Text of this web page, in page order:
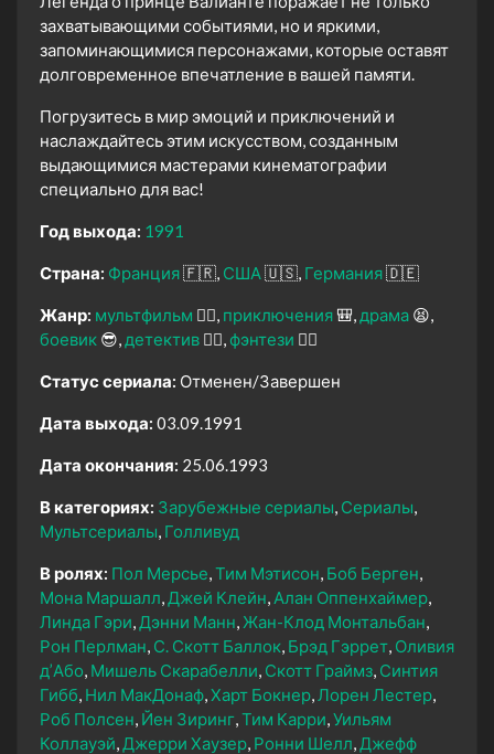
захватывающими событиями, но и яркими,
запоминающимися персонажами, которые оставят
долговременное впечатление в вашей памяти.
Погрузитесь в мир эмоций и приключений и
наслаждайтесь этим искусством, созданным
выдающимися мастерами кинематографии
специально для вас!
Год выхода: 1991
Страна: Франция🇫🇷 США🇺🇸 Германия🇩🇪
Жанр: мультфильм 🧚‍♀️ приключения 🎒 драма 😫
боевик 😎 детектив 🕵️‍♂️ фэнтези 🧝‍♂️
Статус сериала: Отменен/Завершен
Дата выхода: 03.09.1991
Дата окончания: 25.06.1993
В категориях: Зарубежные сериалы Сериалы
Мультсериалы Голливуд
В ролях: Пол Мерсье Тим Мэтисон Боб Берген
Мона Маршалл Джей Клейн Алан Оппенхаймер
Линда Гэри Дэнни Манн Жан-Клод Монтальбан
Рон Перлман С. Скотт Баллок Брэд Гэррет Оливия
д’Або Мишель Скарабелли Скотт Граймз Синтия
Гибб Нил МакДонаф Харт Бокнер Лорен Лестер
Роб Полсен Йен Зиринг Тим Карри Уильям
Коллауэй Джерри Хаузер Ронни Шелл Джефф